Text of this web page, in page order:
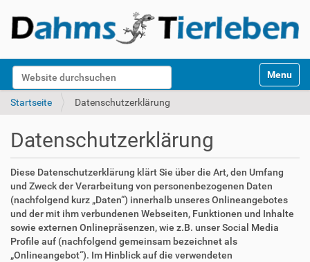
Website durchsuchen
k
Toggle
Startseite Datenschutzerklärung
Datenschutzerklärung
Diese Datenschutzerklärung klärt Sie über die Art, den Umfang
und Zweck der Verarbeitung von personenbezogenen Daten
(nachfolgend kurz „Daten“) innerhalb unseres Onlineangebotes
und der mit ihm verbundenen Webseiten, Funktionen und Inhalte
sowie externen Onlinepräsenzen, wie z.B. unser Social Media
Profile auf (nachfolgend gemeinsam bezeichnet als
„Onlineangebot“). Im Hinblick auf die verwendeten